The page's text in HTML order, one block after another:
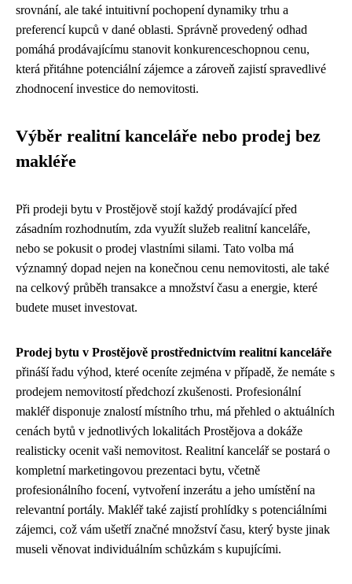
srovnání, ale také intuitivní pochopení dynamiky trhu a
preferencí kupců v dané oblasti. Správně provedený odhad
pomáhá prodávajícímu stanovit konkurenceschopnou cenu,
která přitáhne potenciální zájemce a zároveň zajistí spravedlivé
zhodnocení investice do nemovitosti.
Výběr realitní kanceláře nebo prodej bez
makléře
Při prodeji bytu v Prostějově stojí každý prodávající před
zásadním rozhodnutím, zda využít služeb realitní kanceláře,
nebo se pokusit o prodej vlastními silami. Tato volba má
významný dopad nejen na konečnou cenu nemovitosti, ale také
na celkový průběh transakce a množství času a energie, které
budete muset investovat.
Prodej bytu v Prostějově prostřednictvím realitní kanceláře
přináší řadu výhod, které oceníte zejména v případě, že nemáte s
prodejem nemovitostí předchozí zkušenosti. Profesionální
makléř disponuje znalostí místního trhu, má přehled o aktuálních
cenách bytů v jednotlivých lokalitách Prostějova a dokáže
realisticky ocenit vaši nemovitost. Realitní kancelář se postará o
kompletní marketingovou prezentaci bytu, včetně
profesionálního focení, vytvoření inzerátu a jeho umístění na
relevantní portály. Makléř také zajistí prohlídky s potenciálními
zájemci, což vám ušetří značné množství času, který byste jinak
museli věnovat individuálním schůzkám s kupujícími.